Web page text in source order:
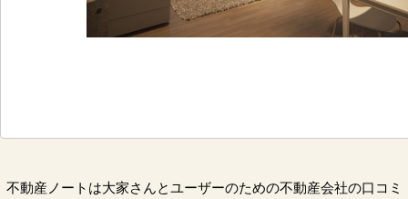
不動産ノートは大家さんとユーザーのための不動産会社の口コミ